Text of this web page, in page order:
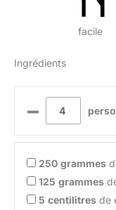
facile
Ingrédients
–
250 grammes
125 grammes
5 centilitres de